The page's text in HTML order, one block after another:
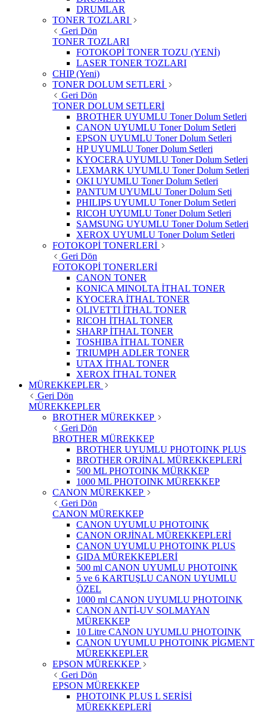
DRUMLAR
TONER TOZLARI
Geri Dön
TONER TOZLARI
FOTOKOPİ TONER TOZU (YENİ)
LASER TONER TOZLARI
CHIP (Yeni)
TONER DOLUM SETLERİ
Geri Dön
TONER DOLUM SETLERİ
BROTHER UYUMLU Toner Dolum Setleri
CANON UYUMLU Toner Dolum Setleri
EPSON UYUMLU Toner Dolum Setleri
HP UYUMLU Toner Dolum Setleri
KYOCERA UYUMLU Toner Dolum Setleri
LEXMARK UYUMLU Toner Dolum Setleri
OKI UYUMLU Toner Dolum Setleri
PANTUM UYUMLU Toner Dolum Seti
PHILIPS UYUMLU Toner Dolum Setleri
RICOH UYUMLU Toner Dolum Setleri
SAMSUNG UYUMLU Toner Dolum Setleri
XEROX UYUMLU Toner Dolum Setleri
FOTOKOPİ TONERLERİ
Geri Dön
FOTOKOPİ TONERLERİ
CANON TONER
KONICA MINOLTA İTHAL TONER
KYOCERA İTHAL TONER
OLIVETTI İTHAL TONER
RICOH İTHAL TONER
SHARP İTHAL TONER
TOSHIBA İTHAL TONER
TRIUMPH ADLER TONER
UTAX İTHAL TONER
XEROX İTHAL TONER
MÜREKKEPLER
Geri Dön
MÜREKKEPLER
BROTHER MÜREKKEP
Geri Dön
BROTHER MÜREKKEP
BROTHER UYUMLU PHOTOINK PLUS
BROTHER ORJİNAL MÜREKKEPLERİ
500 ML PHOTOINK MÜRKKEP
1000 ML PHOTOINK MÜREKKEP
CANON MÜREKKEP
Geri Dön
CANON MÜREKKEP
CANON UYUMLU PHOTOINK
CANON ORJİNAL MÜREKKEPLERİ
CANON UYUMLU PHOTOINK PLUS
GIDA MÜREKKEPLERİ
500 ml CANON UYUMLU PHOTOINK
5 ve 6 KARTUŞLU CANON UYUMLU
ÖZEL
1000 ml CANON UYUMLU PHOTOINK
CANON ANTİ-UV SOLMAYAN
MÜREKKEP
10 Litre CANON UYUMLU PHOTOINK
CANON UYUMLU PHOTOINK PİGMENT
MÜREKKEPLER
EPSON MÜREKKEP
Geri Dön
EPSON MÜREKKEP
PHOTOINK PLUS L SERİSİ
MÜREKKEPLERİ